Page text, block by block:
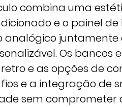
combina uma
e o painel
analógico
Os bancos
e as opções de
e a integração de
sem comprometer